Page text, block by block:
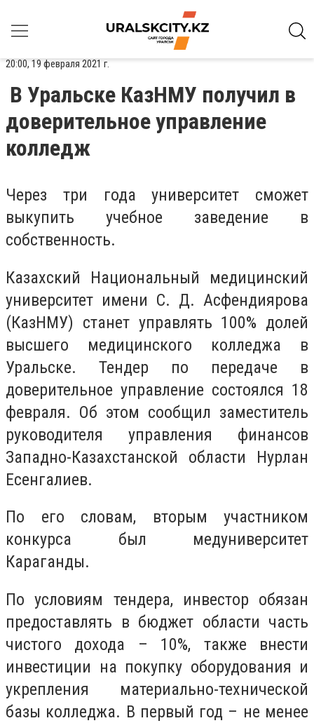
20:00, 19 февраля 2021 г.
В Уральске КазНМУ получил в
доверительное управление
колледж
Через три года университет сможет
выкупить учебное заведение в
собственность.
Казахский Национальный медицинский
университет имени С. Д. Асфендиярова
(КазНМУ) станет управлять 100% долей
высшего медицинского колледжа в
Уральске. Тендер по передаче в
доверительное управление состоялся 18
февраля. Об этом сообщил заместитель
руководителя управления финансов
Западно-Казахстанской области Нурлан
Есенгалиев.
По его словам, вторым участником
конкурса был медуниверситет
Караганды.
По условиям тендера, инвестор обязан
предоставлять в бюджет области часть
чистого дохода – 10%, также внести
инвестиции на покупку оборудования и
укрепления материально-технической
базы колледжа. В первый год – не менее